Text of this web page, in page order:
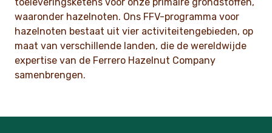
waaronder hazelnoten. Ons FFV-programma voor
hazelnoten bestaat uit vier activiteitengebieden, op
maat van verschillende landen, die de wereldwijde
expertise van de Ferrero Hazelnut Company
samenbrengen.